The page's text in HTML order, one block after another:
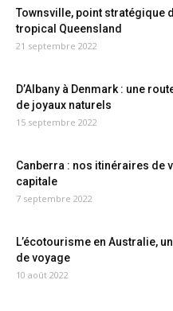
Townsville, point stratégique
tropical Queensland
21 septembre 2022
D’Albany à Denmark : une
de joyaux naturels
15 septembre 2022
Canberra : nos itinéraires de
capitale
7 septembre 2022
L’écotourisme en Australie,
de voyage
10 août 2022